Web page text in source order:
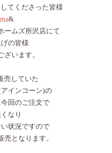
てくださった皆様
&
ームズ所沢店にて
の皆様
ざいます。
売していた
インコーン)の
回のご注文で
なり
状況ですので
売となります。